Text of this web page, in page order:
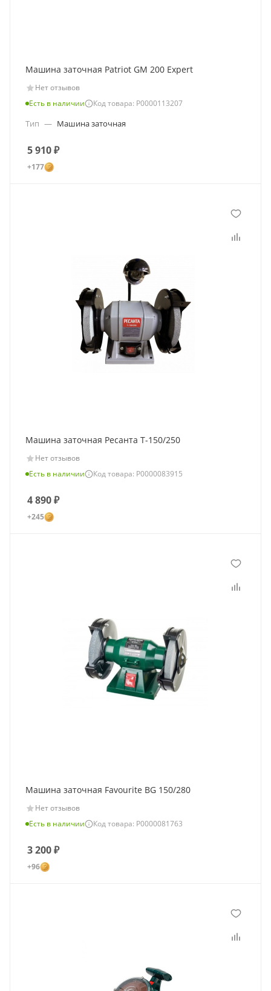
Машина заточная Patriot GM 200 Expert
Нет отзывов
Есть в наличии
Код товара: Р0000113207
Тип — Машина заточная
5 910₽
+177
Машина заточная Ресанта Т-150/250
Нет отзывов
Есть в наличии
Код товара: Р0000083915
4 890₽
+245
Машина заточная Favourite BG 150/280
Нет отзывов
Есть в наличии
Код товара: Р0000081763
3 200₽
+96